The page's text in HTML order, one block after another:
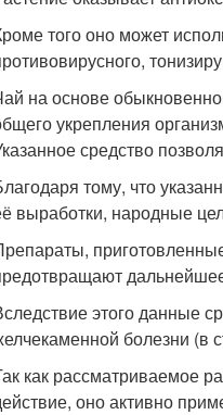
того оно может
на основе
укрепления
средство
тому, что
выработки, народные
этого данные
болезни (в
как рассматриваемое
оно активно